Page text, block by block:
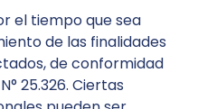
el tiempo que sea
de las finalidades
de conformidad
25.326. Ciertas